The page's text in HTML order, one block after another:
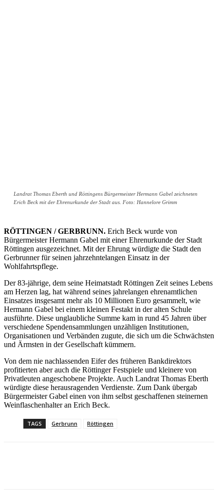
Landrat Thomas Eberth und Röttingens Bürgermeister Hermann Gabel zeichneten
Erich Beck mit der Ehrenurkunde der Stadt aus. Foto: Hannelore Grimm
RÖTTINGEN / GERBRUNN. Erich Beck wurde von
Bürgermeister Hermann Gabel mit einer Ehrenurkunde der Stadt
Röttingen ausgezeichnet. Mit der Ehrung würdigte die Stadt den
Gerbrunner für seinen jahrzehntelangen Einsatz in der
Wohlfahrtspflege.
Der 83-jährige, dem seine Heimatstadt Röttingen Zeit seines Lebens
am Herzen lag, hat während seines jahrelangen ehrenamtlichen
Einsatzes insgesamt mehr als 10 Millionen Euro gesammelt, wie
Hermann Gabel bei einem kleinen Festakt in der alten Schule
ausführte. Diese unglaubliche Summe kam in rund 45 Jahren über
verschiedene Spendensammlungen unzähligen Institutionen,
Organisationen und Verbänden zugute, die sich um die Schwächsten
und Ärmsten in der Gesellschaft kümmern.
Von dem nie nachlassenden Eifer des früheren Bankdirektors
profitierten aber auch die Röttinger Festspiele und kleinere von
Privatleuten angeschobene Projekte. Auch Landrat Thomas Eberth
würdigte diese herausragenden Verdienste. Zum Dank übergab
Bürgermeister Gabel einen von ihm selbst geschaffenen steinernen
Weinflaschenhalter an Erich Beck.
TAGS Gerbrunn Röttingen